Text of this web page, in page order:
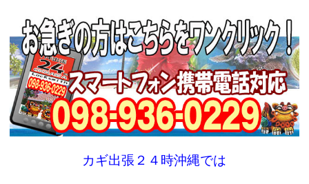
o
k
カギ出張２４時沖縄では